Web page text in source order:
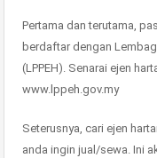
Pertama dan terutama,
berdaftar dengan
(LPPEH). Senarai ejen
www.lppeh.gov.my
Seterusnya, cari ejen
anda ingin jual/sewa. Ini